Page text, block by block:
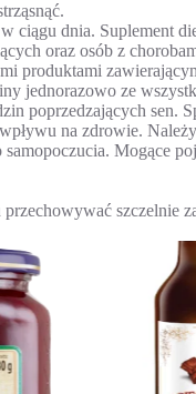
ciągu dnia. Suplement
oraz osób z
produktami
jednorazowo ze
poprzedzających
na zdrowie.
Mogące
szczelnie